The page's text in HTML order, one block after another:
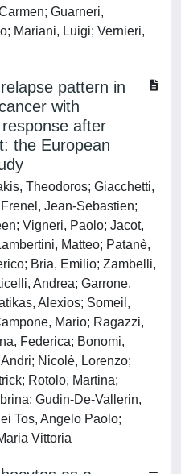
Guarneri,
Mariani, Luigi; Vernieri,
pattern in
with
after
the European
Theodoros; Giacchetti,
Jean-Sebastien;
Vigneri, Paolo; Jacot,
Matteo; Patanè,
Bria, Emilio; Zambelli,
Andrea; Garrone,
Alexios; Someil,
Mario; Ragazzi,
Federica; Bonomi,
Nicolè, Lorenzo;
Rotolo, Martina;
Gudin-De-Vallerin,
Tos, Angelo Paolo;
Vittoria